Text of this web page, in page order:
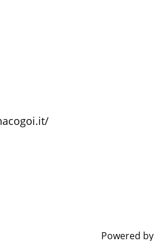
Powered by